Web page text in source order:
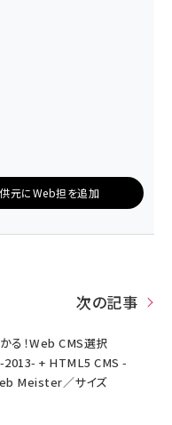
元にWeb担を追加
次の記事
る！Web CMS選択
2013- + HTML5 CMS -
Meister／サイズ